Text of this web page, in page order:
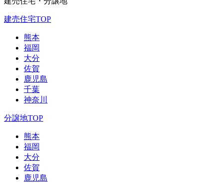
建売住宅TOP
熊本
福岡
大分
佐賀
鹿児島
千葉
神奈川
分譲地TOP
熊本
福岡
大分
佐賀
鹿児島